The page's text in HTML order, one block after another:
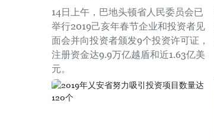
14日上午，巴地头顿省人民委员会已
举行2019己亥年春节企业和投资者见
面会并向投资者颁发9个投资许可证，
注册资金达9.9万亿越盾和近1.63亿美
元。